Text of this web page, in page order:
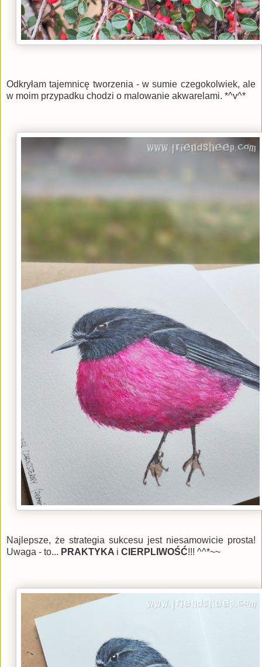
Odkryłam tajemnicę tworzenia - w sumie czegokolwiek, ale
w moim przypadku chodzi o malowanie akwarelami. *^v^*
Najlepsze, że strategia sukcesu jest niesamowicie prosta!
Uwaga - to... PRAKTYKA i CIERPLIWOŚĆ!!! ^^*~~